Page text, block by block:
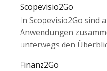
Scopevisio2Go
In Scopevisio2Go sind
Anwendungen
unterwegs den
Finanz2Go